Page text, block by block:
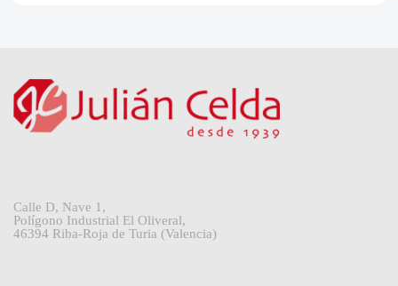
Calle D, Nave 1,
Polígono Industrial El Oliveral,
46394 Riba-Roja de Turia (Valencia)